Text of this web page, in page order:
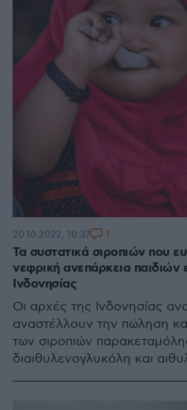
Τα συστατικά σιροπιών που
νεφρική ανεπάρκεια παιδιών
Ινδονησίας
Οι αρχές της Ινδονησίας
αναστέλλουν την πώληση
των σιροπιών
διαιθυλενογλυκόλη και
20.10.2022, 10:37 1